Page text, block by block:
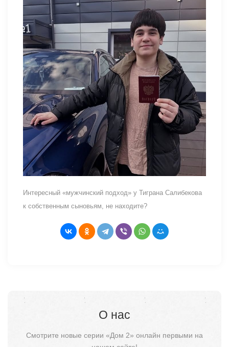
Интересный «мужчинский подход» у Тиграна Салибекова
к собственным сыновьям, не находите?
О нас
Смотрите новые серии «Дом 2» онлайн первыми на